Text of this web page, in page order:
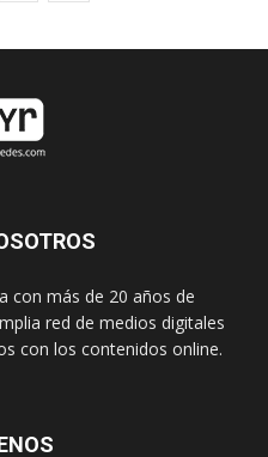
con más de 20 años de
red de medios digitales
con los contenidos online.